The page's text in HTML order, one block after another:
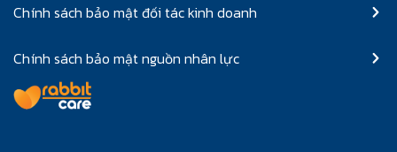
Chính sách bảo mật đối tác kinh doanh
Chính sách bảo mật nguồn nhân lực